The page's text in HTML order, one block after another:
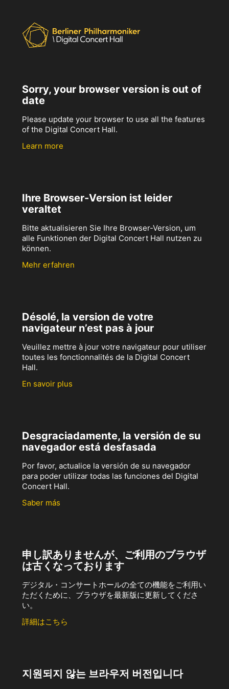
Sorry, your browser version is out of
date
Please update your browser to use all the features
of the Digital Concert Hall.
Learn more
Ihre Browser-Version ist leider
veraltet
Bitte aktualisieren Sie Ihre Browser-Version, um
alle Funktionen der Digital Concert Hall nutzen zu
können.
Mehr erfahren
Désolé, la version de votre
navigateur n’est pas à jour
Veuillez mettre à jour votre navigateur pour utiliser
toutes les fonctionnalités de la Digital Concert
Hall.
En savoir plus
Desgraciadamente, la versión de su
navegador está desfasada
Por favor, actualice la versión de su navegador
para poder utilizar todas las funciones del Digital
Concert Hall.
Saber más
申し訳ありませんが、ご利用のブラウザ
は古くなっております
デジタル・コンサートホールの全ての機能をご利用い
ただくために、ブラウザを最新版に更新してくださ
い。
詳細はこちら
지원되지 않는 브라우저 버전입니다